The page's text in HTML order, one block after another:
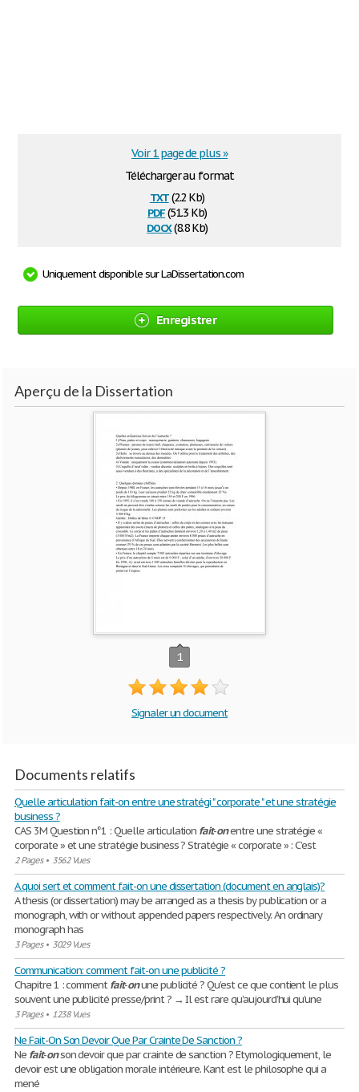
Télécharger au format
txt(2.2 Kb)
pdf(51.3 Kb)
docx(8.8 Kb)
Voir 1 page de plus »
Uniquement disponible sur LaDissertation.com
Enregistrer
Aperçu de la Dissertation
1
Signaler un document
Documents relatifs
Quelle articulation fait-on entre une stratégi " corporate " et une stratégie
business ?
CAS 3M Question n°1 : Quelle articulation fait-onentre une stratégie «
corporate » et une stratégie business ? Stratégie « corporate » : C’est
2 Pages• 3562 Vues
A quoi sert et comment fait-on une dissertation (document en anglais)?
A thesis (or dissertation) may be arranged as a thesis by publication or a
monograph, with or without appended papers respectively. An ordinary
monograph has
3 Pages• 3029 Vues
Communication: comment fait-on une publicité ?
Chapitre 1 : commentfait-onune publicité ? Qu’est ce que contient le plus
souvent une publicité presse/print ? → Il est rare qu’aujourd’hui qu’une
3 Pages• 1238 Vues
Ne Fait-On Son Devoir Que Par Crainte De Sanction ?
Ne fait-onson devoir que par crainte de sanction ? Etymologiquement, le
devoir est une obligation morale intérieure. Kant est le philosophe qui a
mené